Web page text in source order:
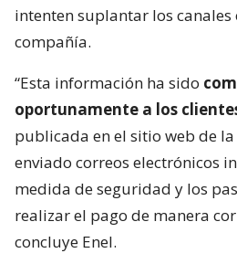
intenten suplantar los canales
compañía.
“Esta información ha sido
oportunamente a los
publicada en el sitio web de
enviado correos electrónicos
medida de seguridad y los
realizar el pago de manera
concluye Enel.